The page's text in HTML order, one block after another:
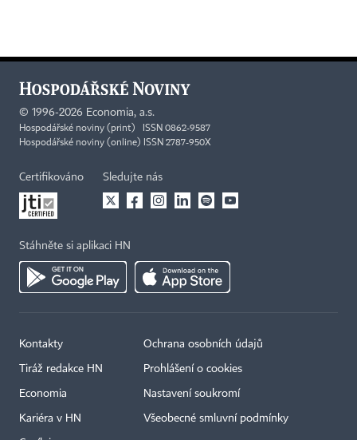
© 1996-2026 Economia, a.s.
Hospodářské noviny (print) ISSN 0862-9587
Hospodářské noviny (online) ISSN 2787-950X
Certifikováno Sledujte nás
Stáhněte si aplikaci HN
Kontakty
Tiráž redakce HN
Economia
Kariéra v HN
Ochrana osobních údajů
Prohlášení o cookies
Nastavení soukromí
Všeobecné smluvní podmínky